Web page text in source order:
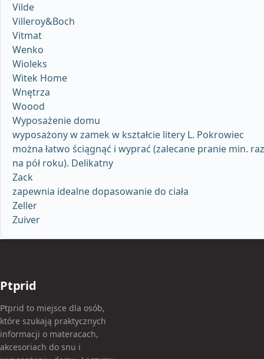
Vilde
Villeroy&Boch
Vitmat
Wenko
Wioleks
Witek Home
Wnętrza
Woood
Wyposażenie domu
wyposażony w zamek w kształcie litery L. Pokrowiec
można łatwo ściągnąć i wyprać (zalecane pranie min. raz
na pół roku). Delikatny
Zack
zapewnia idealne dopasowanie do ciała
Zeller
Zuiver
Ptprid
Ptprid to miejsce dla osób,
które szukają praktycznych
informacji o materacach,
akcesoriach do snu i